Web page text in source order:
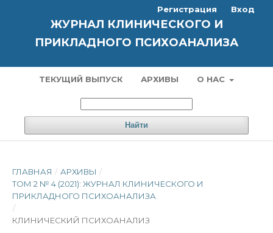
ЖУРНАЛ КЛИНИЧЕСКОГО И
ПРИКЛАДНОГО ПСИХОАНАЛИЗА
ТЕКУЩИЙ ВЫПУСК АРХИВЫ О НАС
Найти
Регистрация Вход
ГЛАВНАЯ / АРХИВЫ /
ТОМ 2 № 4 (2021): ЖУРНАЛ КЛИНИЧЕСКОГО И
ПРИКЛАДНОГО ПСИХОАНАЛИЗА
/
КЛИНИЧЕСКИЙ ПСИХОАНАЛИЗ